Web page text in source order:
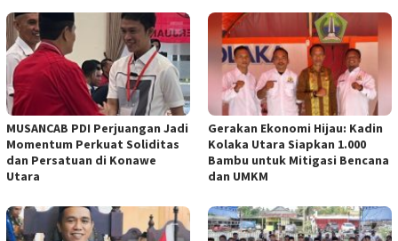
MUSANCAB PDI Perjuangan Jadi
Momentum Perkuat Soliditas
dan Persatuan di Konawe
Utara
Gerakan Ekonomi Hijau: Kadin
Kolaka Utara Siapkan 1.000
Bambu untuk Mitigasi Bencana
dan UMKM